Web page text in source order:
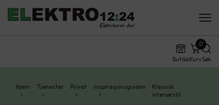
ButikkKurv
0
Søk
Hjem Tjenester Privat Inspirasjonsguiden
Klassisk
interiørstil